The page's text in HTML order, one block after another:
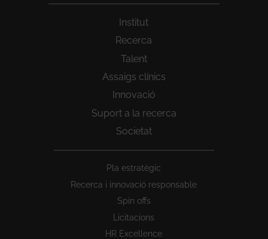
Institut
Recerca
Talent
Assaigs clínics
Innovació
Suport a la recerca
Societat
Pla estratègic
Recerca i innovació responsable
Spin offs
Licitacions
HR Excellence